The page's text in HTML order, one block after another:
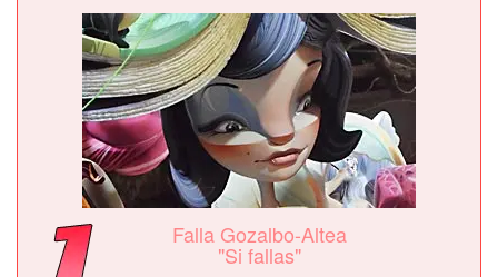
Falla Gozalbo-Altea
"Si fallas"